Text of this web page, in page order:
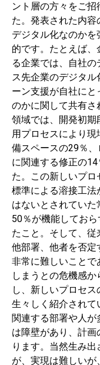
ント層の方々をご
た。発表された内
デジタル化なのか
的です。たとえば
る企業では、自社
ス先企業のデジタ
ーン支援が自社に
のかに関して共有
領域では、開発初
用プロセスにより
備スペースの29％
に関連する修正の
た。この新しいプロ
標準による溶接工
はないとされてい
50％が機能してお
たこと。そして、
他部署、他者を否定
非常に難しいことで
しまうとの危機感
し、新しいプロセ
生々しく紹介されて
関連する部署や人
は障壁があり、計
ります。当然生み
が、実現は難しいが